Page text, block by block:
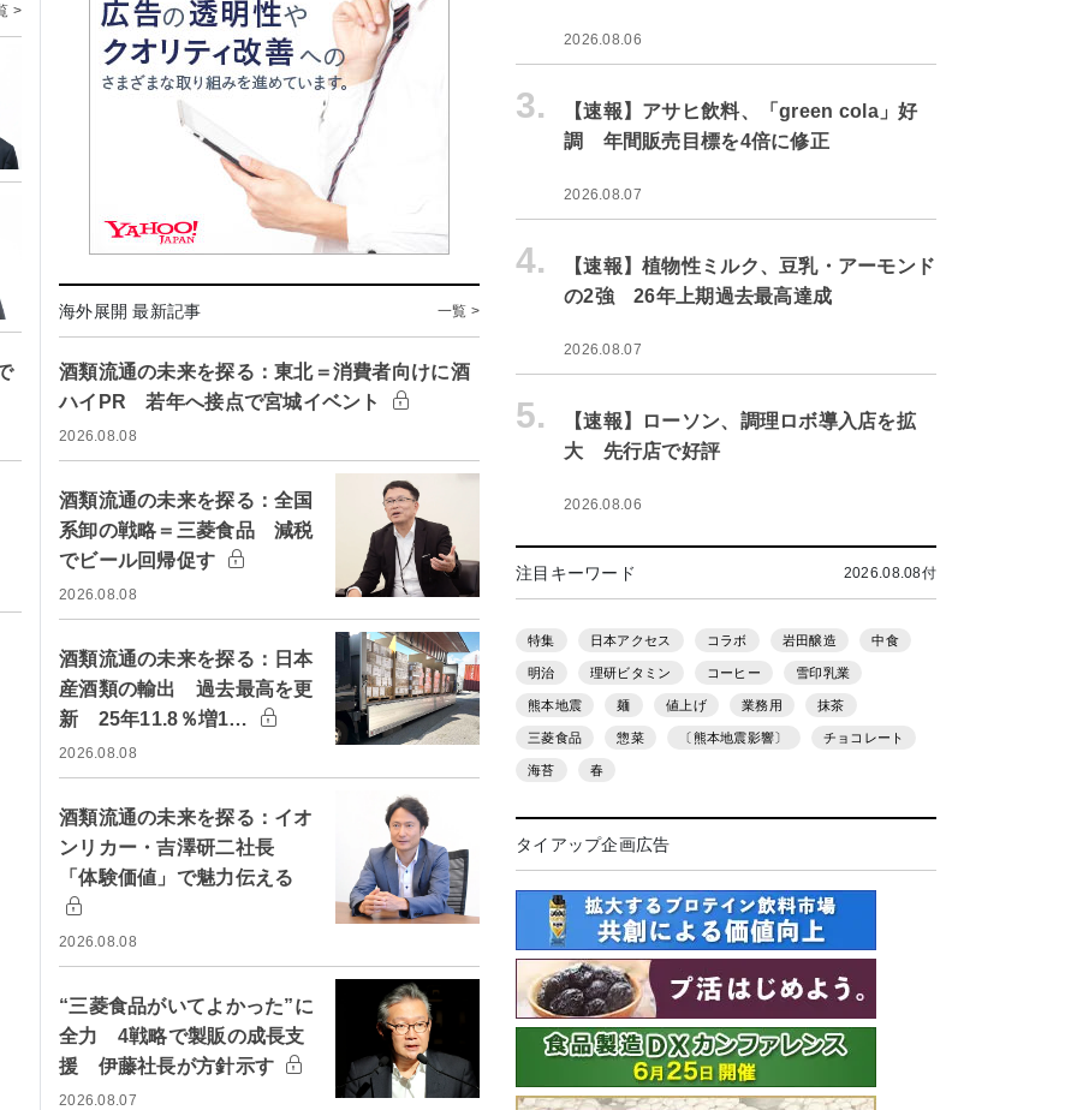
>
海外展開 最新記事 一覧 >
酒類流通の未来を探る：東北＝消費者向けに酒
ハイPR 若年へ接点で宮城イベント
2026.08.08
酒類流通の未来を探る：全国
系卸の戦略＝三菱食品 減税
でビール回帰促す
2026.08.08
酒類流通の未来を探る：日本
産酒類の輸出 過去最高を更
新 25年11.8％増1…
2026.08.08
酒類流通の未来を探る：イオ
ンリカー・吉澤研二社長
「体験価値」で魅力伝える
2026.08.08
“三菱食品がいてよかった”に
全力 4戦略で製販の成長支
援 伊藤社長が方針示す
2026.08.07
2026.08.06
3.
【速報】アサヒ飲料、「green cola」好
調 年間販売目標を4倍に修正
2026.08.07
4.
【速報】植物性ミルク、豆乳・アーモンド
の2強 26年上期過去最高達成
2026.08.07
5.
【速報】ローソン、調理ロボ導入店を拡
大 先行店で好評
2026.08.06
注目キーワード 2026.08.08付
特集 日本アクセス コラボ 岩田醸造 中食
明治 理研ビタミン コーヒー 雪印乳業
熊本地震 麺 値上げ 業務用 抹茶
三菱食品 惣菜 〔熊本地震影響〕 チョコレート
海苔 春
タイアップ企画広告